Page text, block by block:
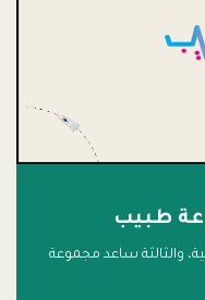
طبيب
والثالثة ساعد مجموعة